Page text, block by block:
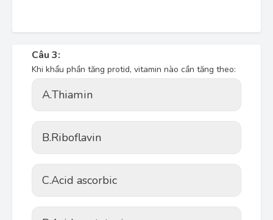
Câu 3:
Khi khẩu phần tăng protid, vitamin nào cần tăng theo:
A.Thiamin
B.Riboflavin
C.Acid ascorbic